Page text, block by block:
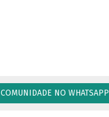
NO WHATSAPP